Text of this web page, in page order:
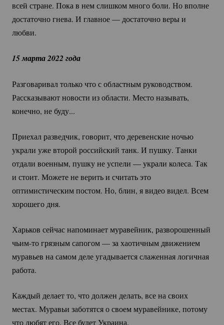
всей стране. Пока в нем слишком много боли. Но вполне
достаточно гнева. И главное — достаточно веры и
любви.
15 марта 2022 года
Разговаривал только что с областным руководством.
Рассказывают новости из области. Место называть,
конечно, не буду...
Приехал разведчик, говорит, что деревенские ночью
украли уже второй российский танк. И пушку. Танки
отдали военным, пушку не успели — украли колеса. Так
и стоит. Можете не верить и считать это
оптимистическим постом. Но, блин, я видео видел. Всем
хорошего дня.
Харьков сейчас напоминает муравейник, разворошенный
чьим-тогрязным сапогом — за хаотичным движением
муравьев на самом деле угадывается слаженная логичная
работа.
Каждый делает то, что должен делать, все на своих
местах. Муравьи заботятся о своем муравейнике, потому
что любят его. Все будет Украина.